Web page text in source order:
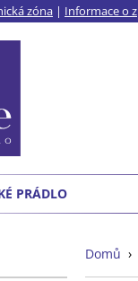
zóna | Informace o
PRÁDLO
Domů ›